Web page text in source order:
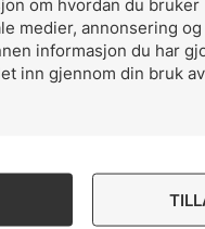
medier, annonsering
informasjon du har
inn gjennom din bruk
Cookies
Til
toppen